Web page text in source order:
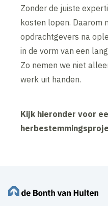
Zonder de juiste
kosten lopen. Daarom
opdrachtgevers na
in de vorm van een
Zo nemen we niet
werk uit handen.
Kijk hieronder voor